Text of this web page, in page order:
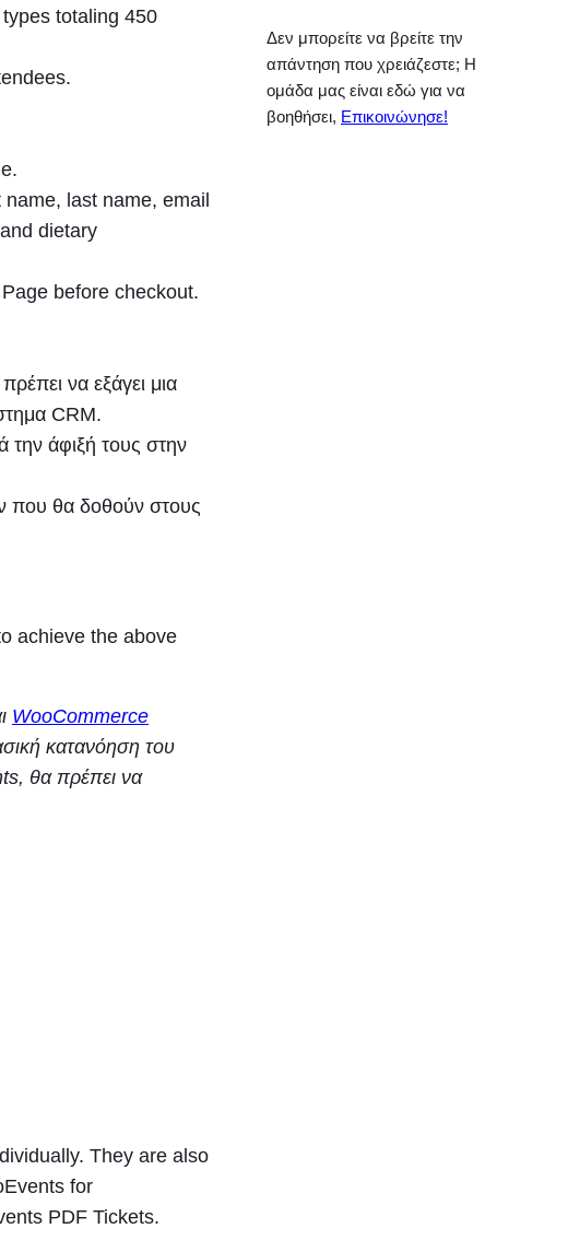
totaling 450
last name, email
dietary
before checkout.
να εξάγει μια
CRM.
την άφιξή τους στην
που θα δοθούν στους
achieve the above
WooCommerce
κατανόηση του
θα πρέπει να
They are also
for
PDF Tickets.
Δεν μπορείτε να βρείτε την
απάντηση που χρειάζεστε; Η
ομάδα μας είναι εδώ για να
βοηθήσει, Επικοινώνησε!